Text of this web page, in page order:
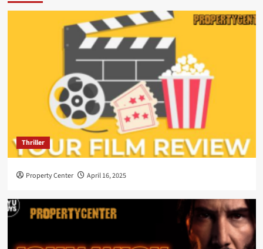
Thriller
Property Center April 16, 2025